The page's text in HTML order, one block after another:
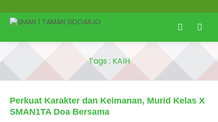
Tags : KAIH
Perkuat Karakter dan Keimanan, Murid Kelas X
SMAN1TA Doa Bersama